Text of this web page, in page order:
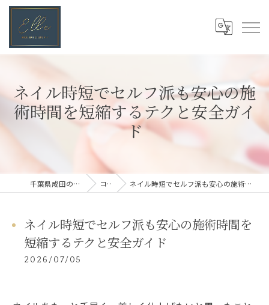
ネイル時短でセルフ派も安心の施
術時間を短縮するテクと安全ガイ
ド
千葉県成田のネイルならElle コラム ネイル時短でセルフ派も安心の施術時間を短縮するテクと安全ガイド
ネイル時短でセルフ派も安心の施術時間を
短縮するテクと安全ガイド
2026/07/05